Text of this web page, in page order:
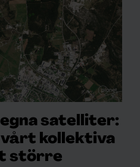
satelliter:
kollektiva
större